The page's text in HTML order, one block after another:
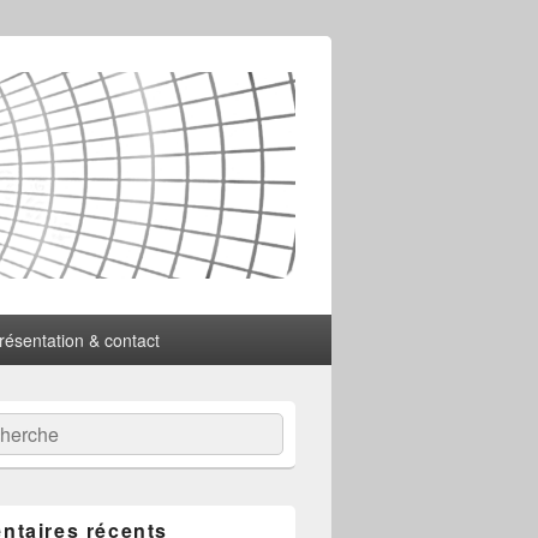
& contact
récents